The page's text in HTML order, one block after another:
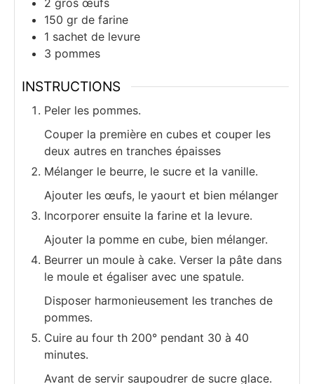
2 gros œufs
150 gr de farine
1 sachet de levure
3 pommes
INSTRUCTIONS
Peler les pommes.
Couper la première en cubes et couper les
deux autres en tranches épaisses
Mélanger le beurre, le sucre et la vanille.
Ajouter les œufs, le yaourt et bien mélanger
Incorporer ensuite la farine et la levure.
Ajouter la pomme en cube, bien mélanger.
Beurrer un moule à cake. Verser la pâte dans
le moule et égaliser avec une spatule.
Disposer harmonieusement les tranches de
pommes.
Cuire au four th 200° pendant 30 à 40
minutes.
Avant de servir saupoudrer de sucre glace.